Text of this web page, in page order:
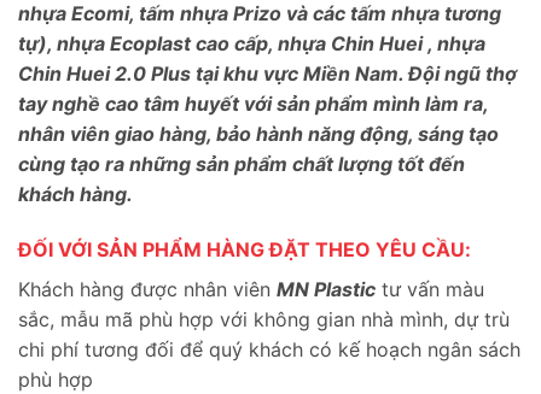
nhựa Ecomi, tấm nhựa Prizo và các tấm nhựa tương
tự), nhựa Ecoplast cao cấp, nhựa Chin Huei , nhựa
Chin Huei 2.0 Plus tại khu vực Miền Nam. Đội ngũ thợ
tay nghề cao tâm huyết với sản phẩm mình làm ra,
nhân viên giao hàng, bảo hành năng động, sáng tạo
cùng tạo ra những sản phẩm chất lượng tốt đến
khách hàng.
ĐỐI VỚI SẢN PHẨM HÀNG ĐẶT THEO YÊU CẦU:
Khách hàng được nhân viên MN Plastic tư vấn màu
sắc, mẫu mã phù hợp với không gian nhà mình, dự trù
chi phí tương đối để quý khách có kế hoạch ngân sách
phù hợp